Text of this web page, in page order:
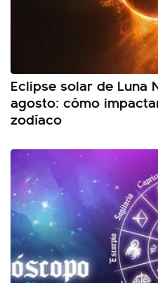
Eclipse solar de Luna
agosto: cómo
zodíaco